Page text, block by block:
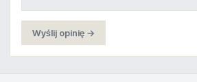
Wyślij opinię →